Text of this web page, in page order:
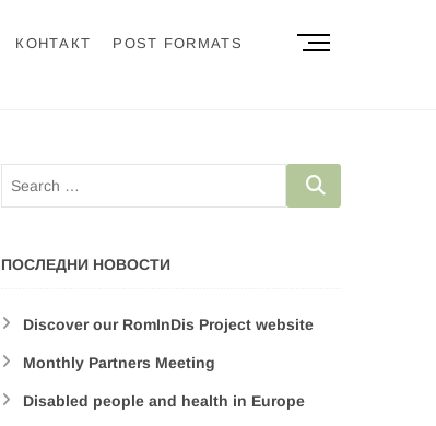
КОНТАКТ POST FORMATS
M
u
t
t
ПОСЛЕДНИ НОВОСТИ
Discover our RomInDis Project website
Monthly Partners Meeting
Disabled people and health in Europe